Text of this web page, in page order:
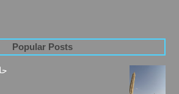
Popular Posts